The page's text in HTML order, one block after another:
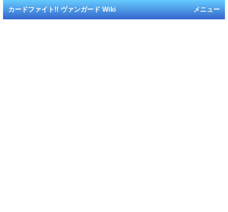
メニュー
カードファイト!! ヴァンガード Wiki